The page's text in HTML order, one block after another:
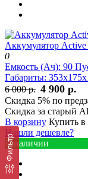
Фильтр
Аккумулятор
0
Емкость (Ач): 90
Габариты:
6 000 р. 4 900 р.
Скидка 5% по
Скидка за старый
В корзину Купить в
Нашли дешевле?
В наличии